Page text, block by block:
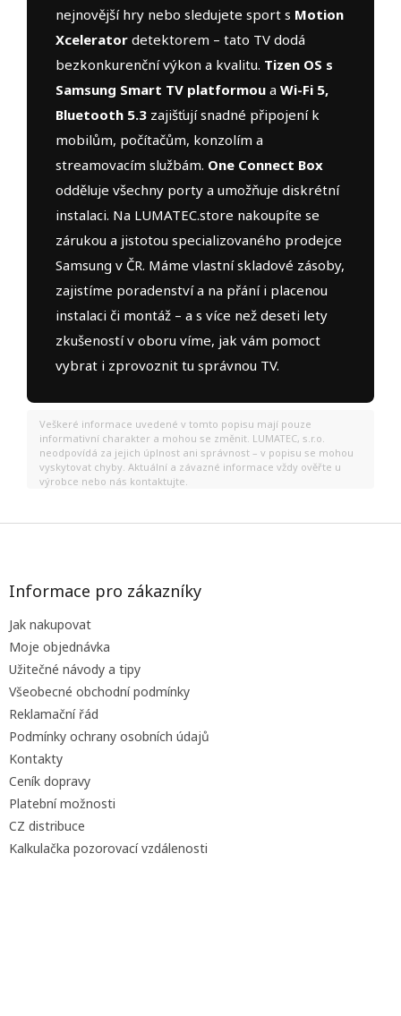
nejnovější hry nebo sledujete sport s Motion
Xcelerator detektorem – tato TV dodá
bezkonkurenční výkon a kvalitu. Tizen OS s
Samsung Smart TV platformou a Wi-Fi 5,
Bluetooth 5.3 zajišťují snadné připojení k
mobilům, počítačům, konzolím a
streamovacím službám. One Connect Box
odděluje všechny porty a umožňuje diskrétní
instalaci. Na LUMATEC.store nakoupíte se
zárukou a jistotou specializovaného prodejce
Samsung v ČR. Máme vlastní skladové zásoby,
zajistíme poradenství a na přání i placenou
instalaci či montáž – a s více než deseti lety
zkušeností v oboru víme, jak vám pomoct
vybrat i zprovoznit tu správnou TV.
Veškeré informace uvedené v tomto popisu mají pouze
informativní charakter a mohou se změnit. LUMATEC, s.r.o.
neodpovídá za jejich úplnost ani správnost – v popisu se mohou
vyskytovat chyby. Aktuální a závazné informace vždy ověřte u
výrobce nebo nás kontaktujte.
Z
Informace pro zákazníky
Jak nakupovat
Moje objednávka
Užitečné návody a tipy
Všeobecné obchodní podmínky
Reklamační řád
Podmínky ochrany osobních údajů
Kontakty
Ceník dopravy
Platební možnosti
CZ distribuce
Kalkulačka pozorovací vzdálenosti